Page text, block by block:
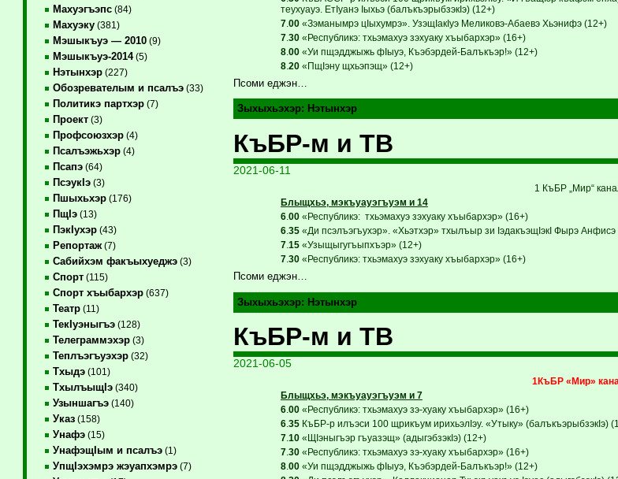
Махуэгъэпс(84)
Махуэку(381)
Мэшыкъуэ — 2010(9)
Мэшыкъуэ-2014(5)
Нэтынхэр(227)
Обозревателым и псалъэ(33)
Политикэ партхэр(7)
Проект(3)
Профсоюзхэр(4)
Псалъэжьхэр(4)
Псапэ(64)
ПсэукIэ(3)
Пшыхьхэр(176)
ПщIэ(13)
ПэкIухэр(43)
Репортаж(7)
Сабийхэм факъыхуеджэ(3)
Спорт(115)
Спорт хъыбархэр(637)
Театр(11)
ТекIуэныгъэ(128)
Телеграммэхэр(3)
Теплъэгъуэхэр(32)
Тхыдэ(101)
ТхылъыщIэ(340)
Узыншагъэ(140)
Указ(158)
Унафэ(15)
УнафэщIым и псалъэ(1)
УпщIэхэмрэ жэуапхэмрэ(7)
теухуауэ. ЕтIуанэ Iыхьэ (балъкъэрыбзэкIэ) (12+)
7. 00«Зэманымрэ цIыхумрэ». УзэщIакIуэ Меликовэ-Абаевэ Хьэнифэ (12+)
7. 30«Республикэ: тхьэмахуэ зэхуаку хъыбархэр» (16+)
8. 00«Уи пщэдджыжь фIыуэ, Къэбэрдей-Балъкъэр!» (12+)
8. 20«ПщIэну щхьэпэщ» (12+)
Псоми еджэн…
Зыхыхьэхэр: Нэтынхэр
КъБР-м и ТВ
2021-06-11
1 КъБР „Мир“
Блыщхьэ, мэкъуауэгъуэм и 14
6.00«Республикэ: тхьэмахуэ зэхуаку хъыбархэр» (16+)
6.35«Ди псэлъэгъухэр». «Хьэтхэр» тхылъыр зи IэдакъэщIэкI Фырэ Анфисэ
7.15«Узыщыгугъыпхъэр» (12+)
7.30«Республикэ: тхьэмахуэ зэхуаку хъыбархэр» (16+)
Псоми еджэн…
Зыхыхьэхэр: Нэтынхэр
КъБР-м и ТВ
2021-06-05
1КъБР «Мир»
Блыщхьэ, мэкъуауэгъуэм и 7
6.00«Республикэ: тхьэмахуэ зэ-хуаку хъыбархэр» (16+)
6.35КъБР-р илъэси 100 щрикъум ирихьэлIэу. «Утыку» (балъкъэрыбзэкIэ)
7.10«ЩIэныгъэр гъуазэщ» (адыгэбзэкIэ) (12+)
7.30«Республикэ: тхьэмахуэ зэ-хуаку хъыбархэр» (16+)
8.00«Уи пщэдджыжь фIыуэ, Къэбэрдей-Балъкъэр!» (12+)